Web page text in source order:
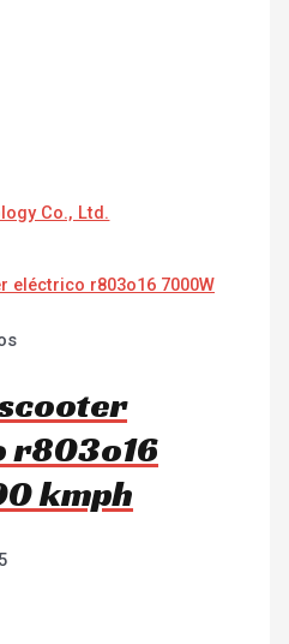
Co., Ltd.
r803o16
kmph